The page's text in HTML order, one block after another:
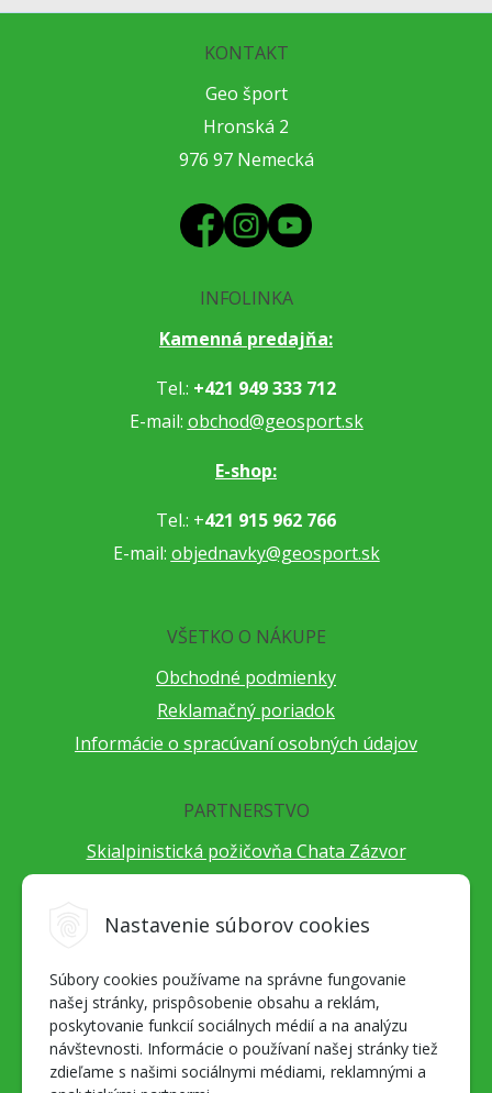
Nastavenie súborov cookies
Súbory cookies používame na správne fungovanie
našej stránky, prispôsobenie obsahu a reklám,
poskytovanie funkcií sociálnych médií a na analýzu
návštevnosti. Informácie o používaní našej stránky tiež
zdieľame s našimi sociálnymi médiami, reklamnými a
KONTAKT
Geo šport
Hronská 2
976 97 Nemecká
INFOLINKA
Kamenná predajňa:
Tel.: +421 949 333 712
E-mail: obchod@geosport.sk
E-shop:
Tel.: +421 915 962 766
E-mail: objednavky@geosport.sk
VŠETKO O NÁKUPE
Obchodné podmienky
Reklamačný poriadok
Informácie o spracúvaní osobných údajov
PARTNERSTVO
Skialpinistická požičovňa Chata Zázvor
Cestovateľský festival Cestou necestou
Alpenverein Slovensko
Hore-dole Derešom
Motorest Nemecká
Splav Hrona